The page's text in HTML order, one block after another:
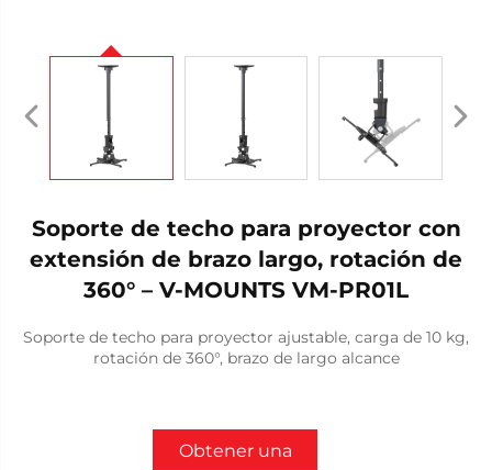
Soporte de techo para proyector con
extensión de brazo largo, rotación de
360° – V-MOUNTS VM-PR01L
Soporte de techo para proyector ajustable, carga de 10 kg,
rotación de 360°, brazo de largo alcance
Obtener una